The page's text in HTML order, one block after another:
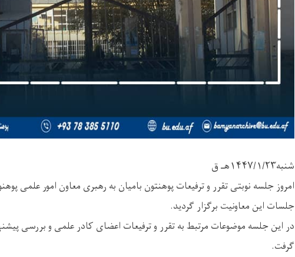
شنبه۱۴۴۷/۱/۲۳هـ ق
امروز جلسه نوبتی تقرر و ترفیعات پوهنتون بامیان به رهبری معاون امور علمی
جلسات این معاونیت برگزار گردید.
در این جلسه موضوعات مرتبط به تقرر و ترفیعات اعضای کادر علمی و بررسی
گرفت.